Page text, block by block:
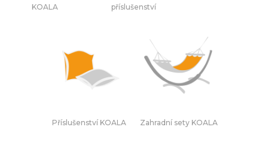
KOALA
příslušenství
Příslušenství KOALA Zahradní sety KOALA